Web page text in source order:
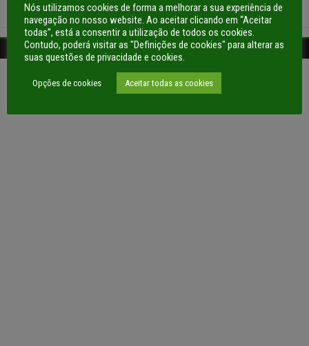
Todos os direitos reservados AE1MC
Nós utilizamos cookies de forma a melhorar a sua experiência de
navegação no nosso website. Ao aceitar clicando em “Aceitar
todas”, está a consentir a utilização de todos os cookies.
Contudo, poderá visitar as "Definições de cookies" para alterar as
suas questões de privacidade e cookies.
Opções de cookies Aceitar todas as cookies